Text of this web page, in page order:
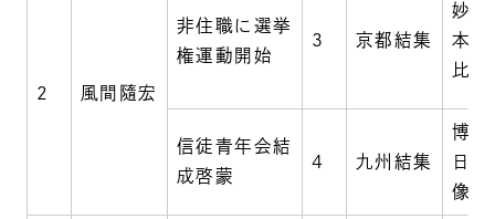
2 風間隨宏
非住職に選挙
権運動開始
3 京都結集
妙顕
本法
比叡
信徒青年会結
成啓蒙
4 九州結集
博多
日
像護